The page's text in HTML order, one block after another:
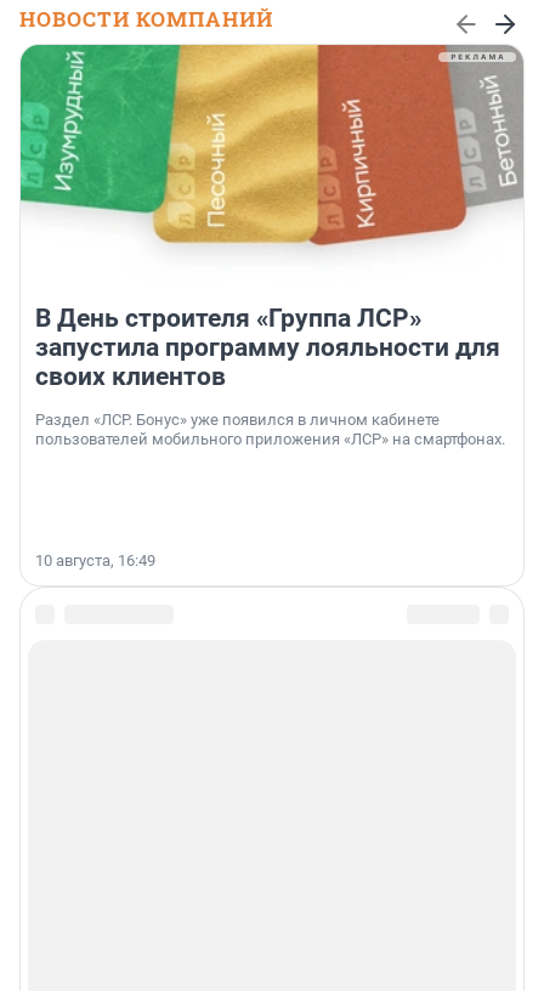
НОВОСТИ КОМПАНИЙ
В День строителя «Группа ЛСР»
запустила программу лояльности для
своих клиентов
Раздел «ЛСР. Бонус» уже появился в личном кабинете
пользователей мобильного приложения «ЛСР» на смартфонах.
10 августа, 16:49